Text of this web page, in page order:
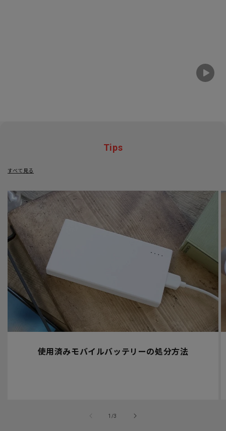
Tips
すべて見る
使用済みモバイルバッテリーの処分方法
1 /
の3